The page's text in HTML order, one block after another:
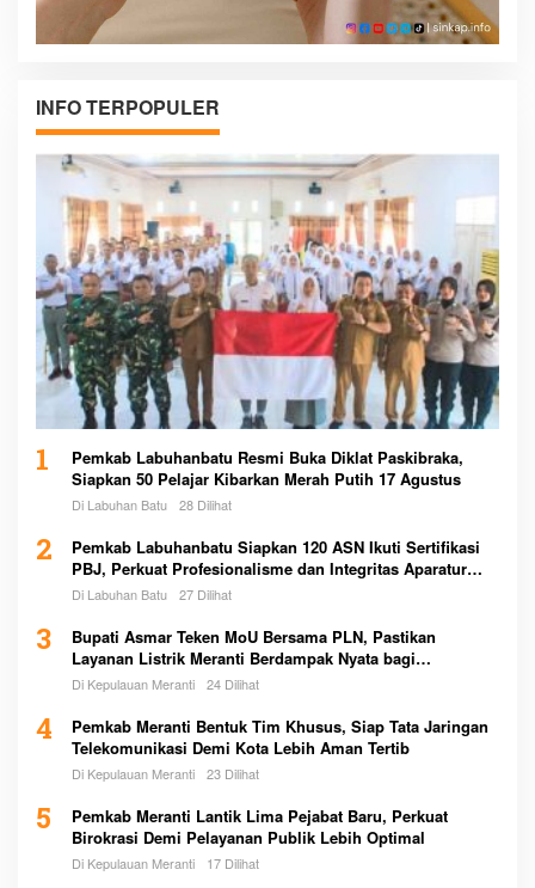
INFO TERPOPULER
1
Pemkab Labuhanbatu Resmi Buka Diklat Paskibraka,
Siapkan 50 Pelajar Kibarkan Merah Putih 17 Agustus
Di Labuhan Batu 28 Dilihat
2
Pemkab Labuhanbatu Siapkan 120 ASN Ikuti Sertifikasi
PBJ, Perkuat Profesionalisme dan Integritas Aparatur
Pemerintah
Di Labuhan Batu 27 Dilihat
3
Bupati Asmar Teken MoU Bersama PLN, Pastikan
Layanan Listrik Meranti Berdampak Nyata bagi
Masyarakat
Di Kepulauan Meranti 24 Dilihat
4
Pemkab Meranti Bentuk Tim Khusus, Siap Tata Jaringan
Telekomunikasi Demi Kota Lebih Aman Tertib
Di Kepulauan Meranti 23 Dilihat
5
Pemkab Meranti Lantik Lima Pejabat Baru, Perkuat
Birokrasi Demi Pelayanan Publik Lebih Optimal
Di Kepulauan Meranti 17 Dilihat